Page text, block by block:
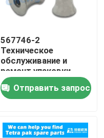
567746-2
Техническое
обслуживание и
ремонт упаковки
Tetra
Отправить запрос